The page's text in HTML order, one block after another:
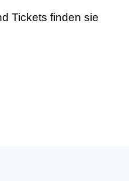
Tickets finden sie